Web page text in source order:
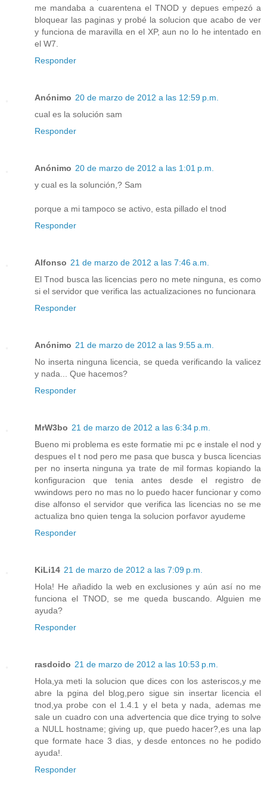
me mandaba a cuarentena el TNOD y depues empezó a
bloquear las paginas y probé la solucion que acabo de ver
y funciona de maravilla en el XP, aun no lo he intentado en
el W7.
Responder
Anónimo 20 de marzo de 2012 a las 12:59 p.m.
cual es la solución sam
Responder
Anónimo 20 de marzo de 2012 a las 1:01 p.m.
y cual es la solunción,? Sam
porque a mi tampoco se activo, esta pillado el tnod
Responder
Alfonso 21 de marzo de 2012 a las 7:46 a.m.
El Tnod busca las licencias pero no mete ninguna, es como
si el servidor que verifica las actualizaciones no funcionara
Responder
Anónimo 21 de marzo de 2012 a las 9:55 a.m.
No inserta ninguna licencia, se queda verificando la valicez
y nada... Que hacemos?
Responder
MrW3bo 21 de marzo de 2012 a las 6:34 p.m.
Bueno mi problema es este formatie mi pc e instale el nod y
despues el t nod pero me pasa que busca y busca licencias
per no inserta ninguna ya trate de mil formas kopiando la
konfiguracion que tenia antes desde el registro de
wwindows pero no mas no lo puedo hacer funcionar y como
dise alfonso el servidor que verifica las licencias no se me
actualiza bno quien tenga la solucion porfavor ayudeme
Responder
KiLi14 21 de marzo de 2012 a las 7:09 p.m.
Hola! He añadido la web en exclusiones y aún así no me
funciona el TNOD, se me queda buscando. Alguien me
ayuda?
Responder
rasdoido 21 de marzo de 2012 a las 10:53 p.m.
Hola,ya meti la solucion que dices con los asteriscos,y me
abre la pgina del blog,pero sigue sin insertar licencia el
tnod,ya probe con el 1.4.1 y el beta y nada, ademas me
sale un cuadro con una advertencia que dice trying to solve
a NULL hostname; giving up, que puedo hacer?,es una lap
que formate hace 3 dias, y desde entonces no he podido
ayuda!.
Responder